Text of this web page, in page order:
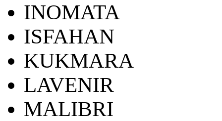
INOMATA
ISFAHAN
KUKMARA
LAVENIR
MALIBRI